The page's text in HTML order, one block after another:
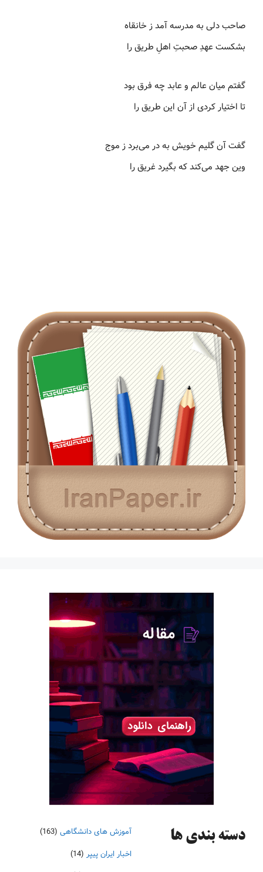
صاحب دلی به مدرسه آمد ز خانقاه
بشکست عهدِ صحبتِ اهلِ طریق را
گفتم میان عالم و عابد چه فرق بود
تا اختیار کردی از آن این طریق را
گفت آن گلیم خویش به در می‌برد ز موج
وین جهد می‌کند که بگیرد غریق را
دسته‌ بندی ها آموزش های دانشگاهی (163)
اخبار ایران پیپر (14)